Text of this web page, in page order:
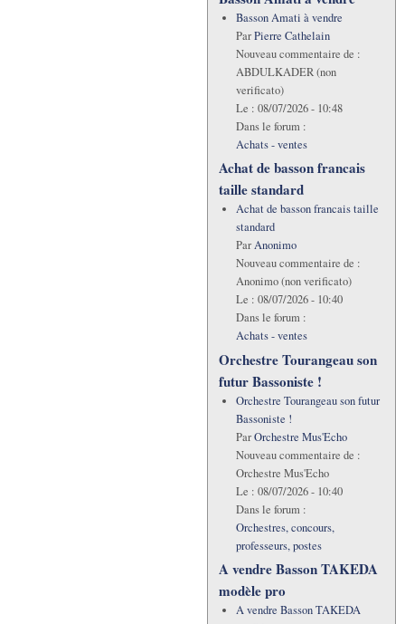
Basson Amati à vendre
ParPierre Cathelain
Nouveau commentaire de :
ABDULKADER (non
verificato)
Le : 08/07/2026 - 10:48
Dans le forum :
Achats - ventes
Achat de basson francais
taille standard
Achat de basson francais taille
standard
ParAnonimo
Nouveau commentaire de :
Anonimo (non verificato)
Le : 08/07/2026 - 10:40
Dans le forum :
Achats - ventes
Orchestre Tourangeau son
futur Bassoniste !
Orchestre Tourangeau son futur
Bassoniste !
ParOrchestre Mus'Echo
Nouveau commentaire de :
Orchestre Mus'Echo
Le : 08/07/2026 - 10:40
Dans le forum :
Orchestres, concours,
professeurs, postes
A vendre Basson TAKEDA
modèle pro
A vendre Basson TAKEDA